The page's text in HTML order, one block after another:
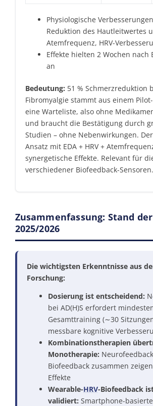
Physiologische
Reduktion des Hautleitwertes
Atemfrequenz, HRV-
Effekte hielten 2 Wochen nach
an
Bedeutung: 51 % Schmerzreduktion
Fibromyalgie stammt aus einem Pilot-
eine Warteliste, also ohne
und braucht die Bestätigung durch
Studien – ohne Nebenwirkungen.
Ansatz mit EDA + HRV +
synergetische Effekte. Relevant für
verschiedener Biofeedback-Sensoren.
Zusammenfassung: Stand
2025/2026
Die wichtigsten Erkenntnisse aus
Forschung:
Dosierung ist entscheidend:
bei AD(H)S erfordert
Gesamttraining (∼30
messbare kognitive
Kombinationstherapien
Monotherapie:
Biofeedback zusammen
Effekte
Wearable-HRV-Biofeedback
validiert: Smartphone-